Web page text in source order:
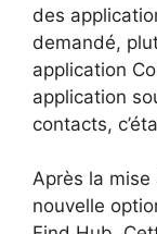
des
demandé,
application
application
contacts,
Après la mise
nouvelle